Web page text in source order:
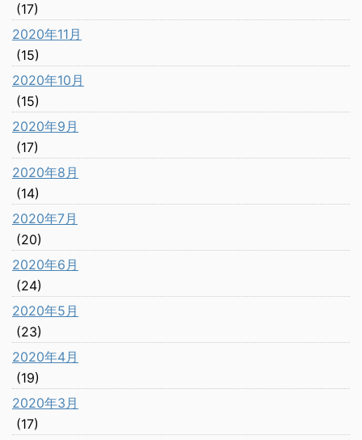
(17)
2020年11月
(15)
2020年10月
(15)
2020年9月
(17)
2020年8月
(14)
2020年7月
(20)
2020年6月
(24)
2020年5月
(23)
2020年4月
(19)
2020年3月
(17)